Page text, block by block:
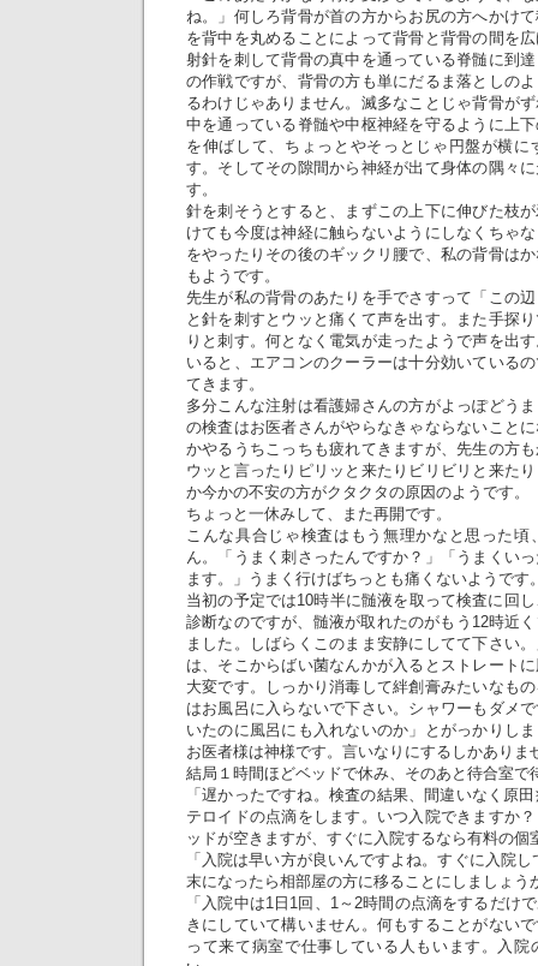
ね。」何しろ背骨が首の方からお尻の方へかけ
を背中を丸めることによって背骨と背骨の間を
射針を刺して背骨の真中を通っている脊髄に到
の作戦ですが、背骨の方も単にだるま落としの
るわけじゃありません。滅多なことじゃ背骨が
中を通っている脊髄や中枢神経を守るように上
を伸ばして、ちょっとやそっとじゃ円盤が横に
す。そしてその隙間から神経が出て身体の隅々
す。
針を刺そうとすると、まずこの上下に伸びた枝
けても今度は神経に触らないようにしなくちゃ
をやったりその後のギックリ腰で、私の背骨は
もようです。
先生が私の背骨のあたりを手でさすって「この
と針を刺すとウッと痛くて声を出す。また手探
りと刺す。何となく電気が走ったようで声を出
いると、エアコンのクーラーは十分効いている
てきます。
多分こんな注射は看護婦さんの方がよっぽどう
の検査はお医者さんがやらなきゃならないこと
かやるうちこっちも疲れてきますが、先生の方
ウッと言ったりピリッと来たりビリビリと来た
か今かの不安の方がクタクタの原因のようです。
ちょっと一休みして、また再開です。
こんな具合じゃ検査はもう無理かなと思った頃
ん。「うまく刺さったんですか？」「うまくい
ます。」うまく行けばちっとも痛くないようです
当初の予定では10時半に髄液を取って検査に回
診断なのですが、髄液が取れたのがもう12時近
ました。しばらくこのまま安静にしてて下さい
は、そこからばい菌なんかが入るとストレート
大変です。しっかり消毒して絆創膏みたいなも
はお風呂に入らないで下さい。シャワーもダメ
いたのに風呂にも入れないのか」とがっかりし
お医者様は神様です。言いなりにするしかありま
結局１時間ほどベッドで休み、そのあと待合室で
「遅かったですね。検査の結果、間違いなく原
テロイドの点滴をします。いつ入院できますか
ッドが空きますが、すぐに入院するなら有料の個
「入院は早い方が良いんですよね。すぐに入院
末になったら相部屋の方に移ることにしましょう
「入院中は1日1回、1～2時間の点滴をするだけ
きにしていて構いません。何もすることがない
って来て病室で仕事している人もいます。入